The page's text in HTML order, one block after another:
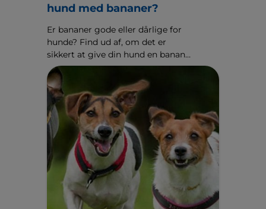
hund med bananer?
Er bananer gode eller dårlige for
hunde? Find ud af, om det er
sikkert at give din hund en banan
som godbid og hvad du skal gøre,
hvis den har spist en hel banan
med skræl og det hele.